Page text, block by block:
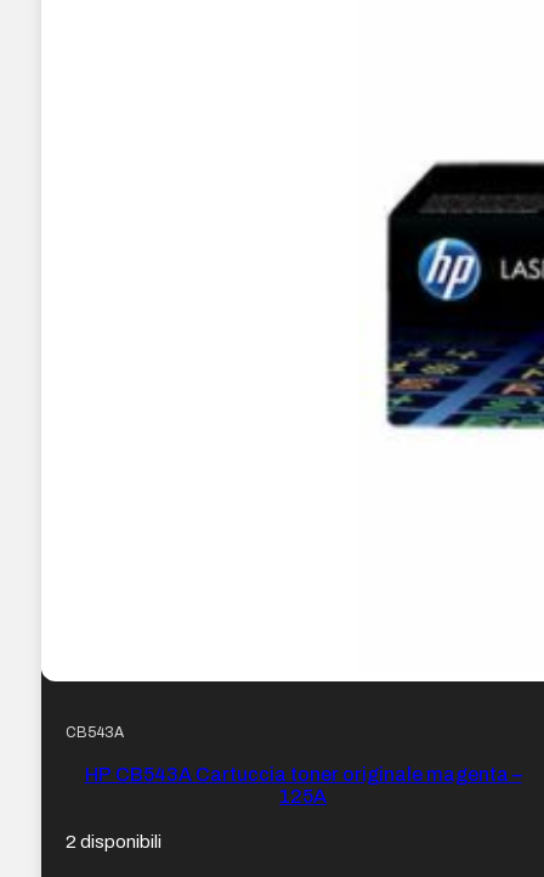
CB543A
HP CB543A Cartuccia toner originale magenta –
125A
2 disponibili